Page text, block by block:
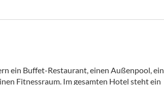
ein Buffet-Restaurant, einen Außenpool, ein
Fitnessraum. Im gesamten Hotel steht ein